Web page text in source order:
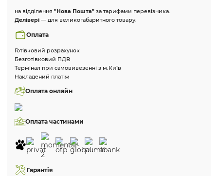
на відділення "Нова Пошта" за тарифами перевізника.
Делівері — для великогабаритного товару.
Оплата
Готівковий розрахунок
Безготівковий ПДВ
Термінал при самовивезенні з м.Київ
Накладений платіж
Оплата онлайн
Оплата частинами
Гарантія